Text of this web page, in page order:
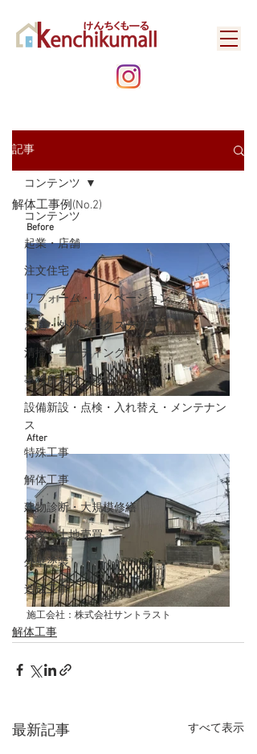
記事
コンテンツ
起業・店舗
注文住宅
リフォーム・リノベーション
お庭・外構・エクステリア
清掃・コーティング
事務所新設・移転
設備新設・点検・入れ替え・メンテナン
ス
特殊工事
解体工事
建物診断・大規模修繕
お家・土地売買
外壁塗装
造成工事
コンテンツ
解体工事例(No.2)
Before
After
施工会社：株式会社サントラスト
解体工事
最新記事 すべて表示